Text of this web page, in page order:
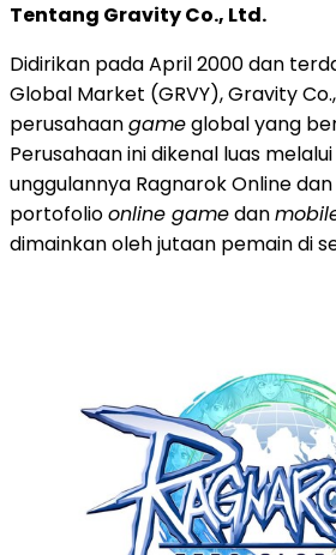
Tentang Gravity Co., Ltd.
Didirikan pada April 2000 dan
Global Market (GRVY), Gravity
perusahaangameglobal yang
Perusahaan ini dikenal luas melalui
unggulannya Ragnarok Online
portofolioonline gamedan
dimainkan oleh jutaan pemain di